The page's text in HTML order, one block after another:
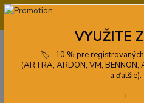
+421 908 772 919
VYUŽITE
🏷️ -10 % pre registrovaných
(ARTRA, ARDON, VM, BENNON,
a ďalšie).
+